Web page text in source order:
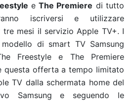
e The Premiere di tutto
iscriversi e utilizzare
tre mesi il servizio Apple TV+. I
di smart TV Samsung
Freestyle e The Premiere
questa offerta a tempo limitato
TV dalla schermata home del
Samsung e seguendo le